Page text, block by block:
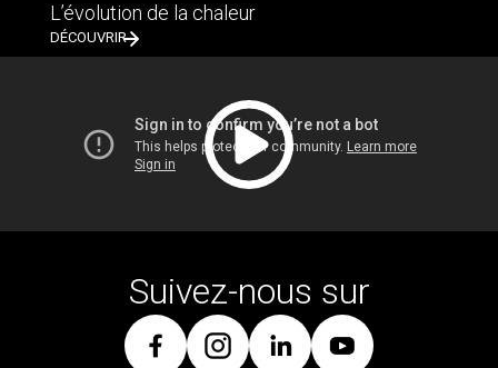
L’évolution de la chaleur
DÉCOUVRIR
Suivez-nous sur